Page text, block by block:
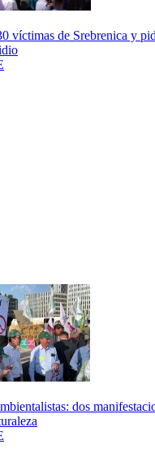
víctimas de Srebrenica y
dos